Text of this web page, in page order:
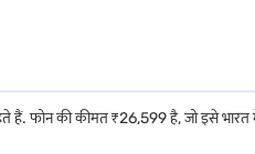
हैं. फोन की कीमत ₹26,599 है, जो इसे